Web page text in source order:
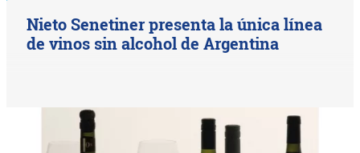
Nieto Senetiner presenta la única línea
de vinos sin alcohol de Argentina